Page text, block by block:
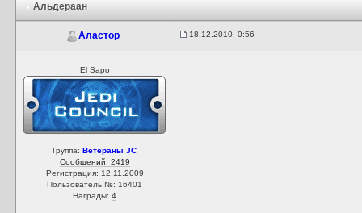
Альдераан
Аластор 18.12.2010, 0:56
El Sapo
Группа:Ветераны JC
Сообщений: 2419
Регистрация: 12.11.2009
Пользователь №: 16401
Награды:4